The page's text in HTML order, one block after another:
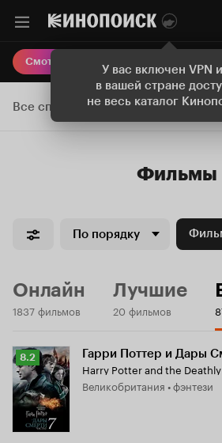
У вас включен VPN
в вашей стране
не весь каталог
Смотреть кино Онлайн-
Все списки
Фильмы
По порядку
Онлайн
1837 фильмов
Лучшие
20 фильмов
Рейтинг
Кинопоиска
8.2
8.2 Гарри Поттер и Дары
Великобритания • фэнтези